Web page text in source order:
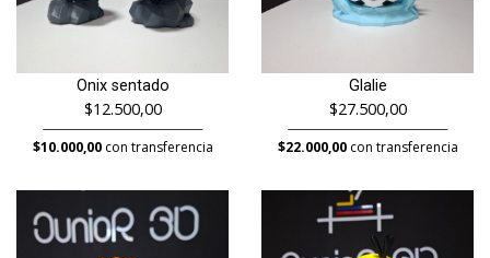
Onix sentado
$12.500,00
$10.000,00con transferencia
Glalie
$27.500,00
$22.000,00con transferencia